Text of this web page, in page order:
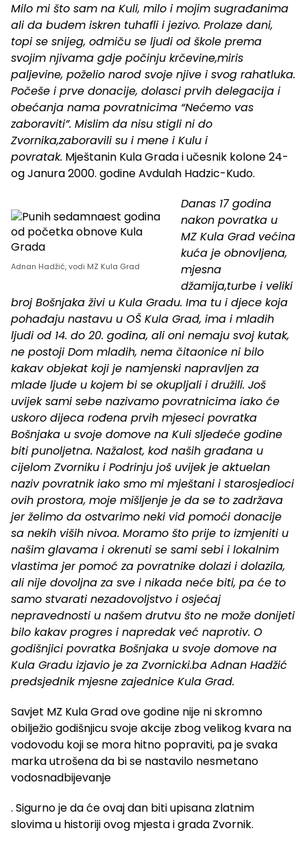
Milo mi što sam na Kuli, milo i mojim sugrađanima
ali da budem iskren tuhafli i jezivo. Prolaze dani,
topi se snijeg, odmiču se ljudi od škole prema
svojim njivama gdje počinju krčevine,miris
paljevine, poželio narod svoje njive i svog rahatluka.
Počeše i prve donacije, dolasci prvih delegacija i
obećanja nama povratnicima “Nećemo vas
zaboraviti”. Mislim da nisu stigli ni do
Zvornika,zaboravili su i mene i Kulu i
povratak. Mještanin Kula Grada i učesnik kolone 24-
og Janura 2000. godine Avdulah Hadzic-Kudo.
Adnan Hadžić, vodi MZ Kula Grad
Danas 17 godina
nakon povratka u
MZ Kula Grad većina
kuća je obnovljena,
mjesna
džamija,turbe i veliki
broj Bošnjaka živi u Kula Gradu. Ima tu i djece koja
pohađaju nastavu u OŠ Kula Grad, ima i mladih
ljudi od 14. do 20. godina, ali oni nemaju svoj kutak,
ne postoji Dom mladih, nema čitaonice ni bilo
kakav objekat koji je namjenski napravljen za
mlade ljude u kojem bi se okupljali i družili. Još
uvijek sami sebe nazivamo povratnicima iako će
uskoro dijeca rođena prvih mjeseci povratka
Bošnjaka u svoje domove na Kuli sljedeće godine
biti punoljetna. Nažalost, kod naših građana u
cijelom Zvorniku i Podrinju još uvijek je aktuelan
naziv povratnik iako smo mi mještani i starosjedioci
ovih prostora, moje mišljenje je da se to zadržava
jer želimo da ostvarimo neki vid pomoći donacije
sa nekih viših nivoa. Moramo što prije to izmjeniti u
našim glavama i okrenuti se sami sebi i lokalnim
vlastima jer pomoć za povratnike dolazi i dolazila,
ali nije dovoljna za sve i nikada neće biti, pa će to
samo stvarati nezadovoljstvo i osjećaj
nepravednosti u našem drutvu što ne može donijeti
bilo kakav progres i napredak već naprotiv. O
godišnjici povratka Bošnjaka u svoje domove na
Kula Gradu izjavio je za Zvornicki.ba Adnan Hadžić
predsjednik mjesne zajednice Kula Grad.
Savjet MZ Kula Grad ove godine nije ni skromno
obilježio godišnjicu svoje akcije zbog velikog kvara na
vodovodu koji se mora hitno popraviti, pa je svaka
marka utrošena da bi se nastavilo nesmetano
vodosnadbijevanje
. Sigurno je da će ovaj dan biti upisana zlatnim
slovima u historiji ovog mjesta i grada Zvornik.